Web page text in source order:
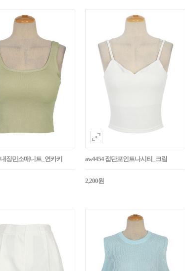
장민소매니트_연카키 aw4454 접단포인트나시티_크림
2,200원